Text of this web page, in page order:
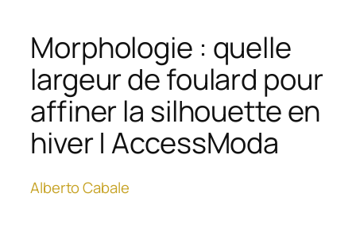
Morphologie : quelle
largeur de foulard pour
affiner la silhouette en
hiver | AccessModa
Alberto Cabale